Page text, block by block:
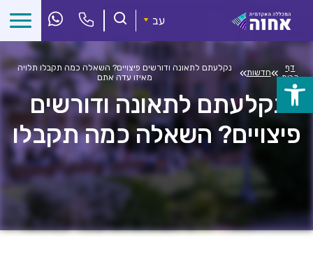
פתח
סרגל
נגישות
התוכן
עב
דף
הבית »חדשות»
נקלעתם לתאונה ודורשים פיצויים? השאלה כמה תקבלו תלויה
מאיזו עדה אתם
נקלעתם לתאונה ודורשים
פיצויים? השאלה כמה תקבלו
תלויה מאיזו עדה אתם